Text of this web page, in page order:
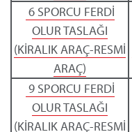
6 SPORCU FERDİ
OLUR TASLAĞI
(KİRALIK ARAÇ-RESMİ
ARAÇ)
9 SPORCU FERDİ
OLUR TASLAĞI
(KİRALIK ARAÇ-RESMİ